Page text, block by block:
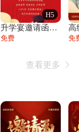
H5
升学宴邀请函喜报金榜题名高端谢师宴邀请函
免费 免
查看更多 